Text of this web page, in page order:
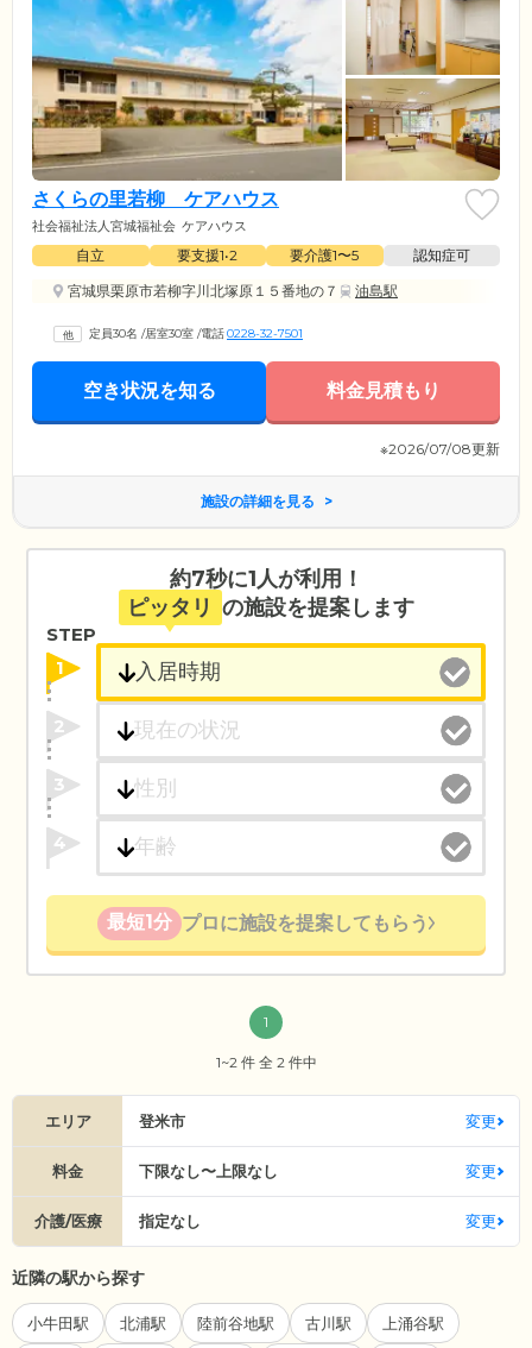
さくらの里若柳 ケアハウス
社会福祉法人宮城福祉会 ケアハウス
自立 要支援1•2 要介護1〜5
認知症可
宮城県栗原市若柳字川北塚原１５番地の７
油島駅
定員30名 /居室30室 /電話0228-32-7501
空き状況を知る 料金見積もり
※2026/07/08更新
施設の詳細を見る
約7秒に1人が利用！
ピッタリ の施設を提案します
STEP
1
2
3
4
最短1分 プロに施設を提案してもらう
1
1~2 件 全 2 件中
エリア 登米市 変更
料金 下限なし〜上限なし 変更
介護/医療 指定なし 変更
近隣の駅から探す
小牛田駅 北浦駅 陸前谷地駅 古川駅 上涌谷駅